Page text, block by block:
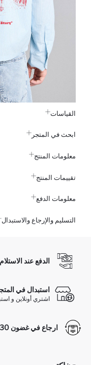
القياسات
ابحث في المتجر
معلومات المنتج
تقييمات المنتج
معلومات الدفع
التسليم والإرجاع والاستبدال
الدفع عند الاستلام
استبدال في
اشتري أونلاين و
ارجاع في غضون 30 يوماً